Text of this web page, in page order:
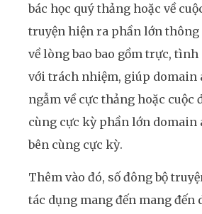
bác học quý thảng hoặc về
truyện hiện ra phần lớn thông
về lòng bao bao gồm trực,
với trách nhiệm, giúp domain
ngẫm về cực thảng hoặc cuộc
cùng cực kỳ phần lớn
bên cùng cực kỳ.
Thêm vào đó, số đông bộ
tác dụng mang đến mang